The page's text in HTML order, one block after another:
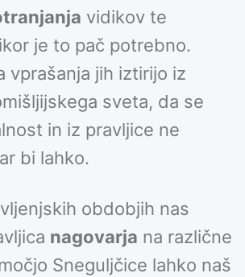
vidikov te
je to pač potrebno.
vprašanja jih iztirijo iz
sveta, da se
in iz pravljice ne
bi lahko.
obdobjih nas
nagovarja na različne
Sneguljčice lahko naš